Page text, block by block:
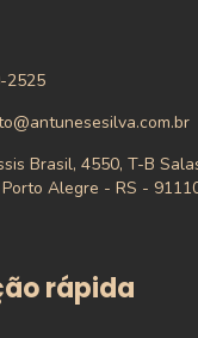
2525
Brasil, 4550, T-B
Alegre - RS -
rápida